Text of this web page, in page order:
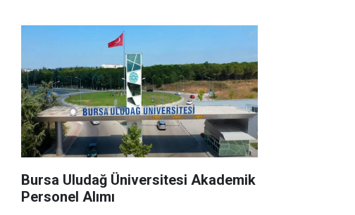
Bursa Uludağ Üniversitesi Akademik
Personel Alımı